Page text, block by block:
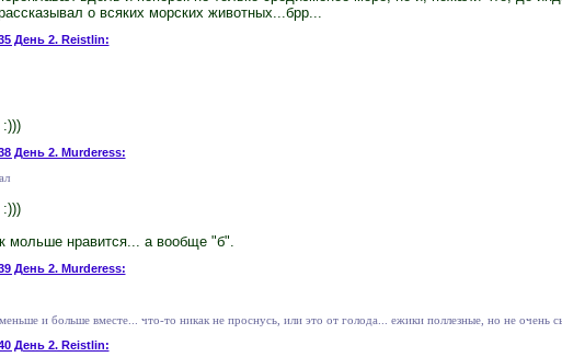
о всяких морских животных...брр...
День 2. Reistlin:
День 2. Murderess:
мольше нравится... а вообще "б".
День 2. Murderess:
и больше вместе... что-то никак не проснусь, или это от голода... ежики поллезные, но не очень
День 2. Reistlin: